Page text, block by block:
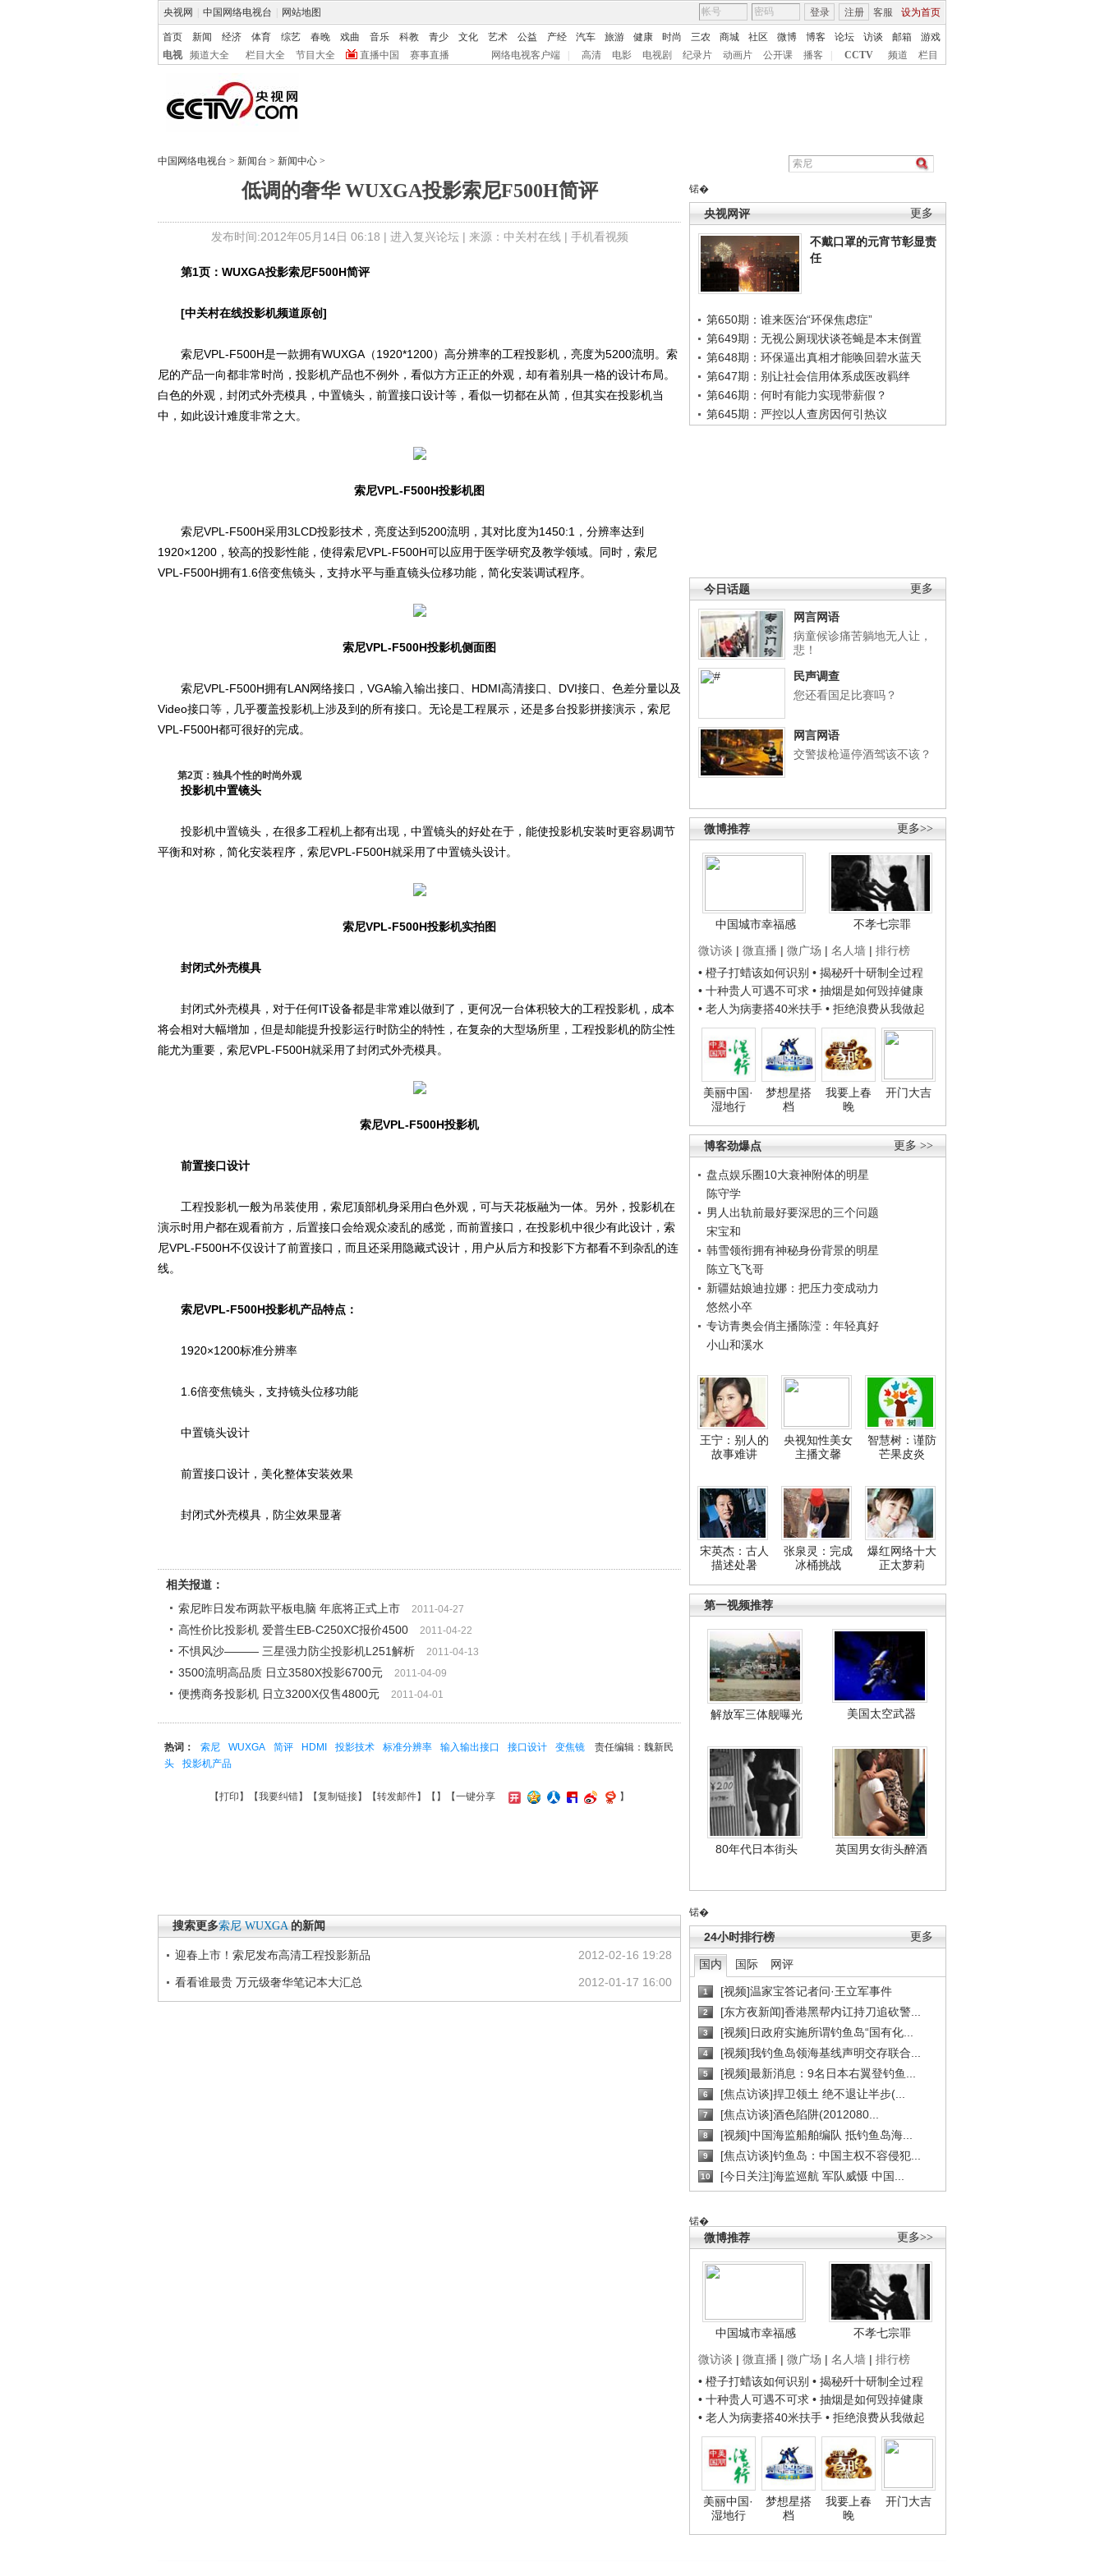
央视网 中国网络电视台 网站地图 客服 设为首页
登录 注册
首页 新闻 经济 体育 综艺 春晚 戏曲 音乐 科教 青少 文化 艺术 公益 产经 汽车 旅游 健康 时尚 三农 商城 社区 微博 博客 论坛 访谈 邮箱
游戏
电视
频道大全 栏目大全 节目大全 直播中国 赛事直播 网络电视客户端 高清 电影 电视剧 纪录片 动画片 公开课 播客 CCTV 频道 栏目
中国网络电视台 > 新闻台 > 新闻中心 >
低调的奢华 WUXGA投影索尼F500H简评
发布时间:2012年05月14日 06:18 | 进入复兴论坛| 来源：中关村在线 | 手机看视频
锘�
更多
央视网评
不戴口罩的元宵节彰显责
任
第650期：谁来医治“环保焦虑症”
第649期：无视公厕现状谈苍蝇是本末倒置
第648期：环保逼出真相才能唤回碧水蓝天
第647期：别让社会信用体系成医改羁绊
第646期：何时有能力实现带薪假？
第645期：严控以人查房因何引热议
更多
今日话题
网言网语
病童候诊痛苦躺地无人让，
悲！
民声调查
您还看国足比赛吗？
网言网语
交警拔枪逼停酒驾该不该？
更多>>
微博推荐
中国城市幸福感
不孝七宗罪
微访谈 | 微直播 | 微广场 | 名人墙 | 排行榜
• 橙子打蜡该如何识别 • 揭秘歼十研制全过程
• 十种贵人可遇不可求 • 抽烟是如何毁掉健康
• 老人为病妻搭40米扶手 • 拒绝浪费从我做起
美丽中国·
湿地行
梦想星搭
档
我要上春
晚
开门大吉
更多 >>
博客劲爆点
盘点娱乐圈10大衰神附体的明星
陈守学
男人出轨前最好要深思的三个问题
宋宝和
韩雪领衔拥有神秘身份背景的明星
陈立飞飞哥
新疆姑娘迪拉娜：把压力变成动力
悠然小卒
专访青奥会俏主播陈滢：年轻真好
小山和溪水
王宁：别人的
故事难讲
央视知性美女
主播文馨
智慧树：谨防
芒果皮炎
宋英杰：古人
描述处暑
张泉灵：完成
冰桶挑战
爆红网络十大
正太萝莉
第一视频推荐
解放军三体舰曝光 美国太空武器
80年代日本街头 英国男女街头醉酒
锘�
更多
24小时排行榜
国内 国际 网评
1 [视频]温家宝答记者问·王立军事件
2 [东方夜新闻]香港黑帮内讧持刀追砍警...
3 [视频]日政府实施所谓钓鱼岛“国有化...
4 [视频]我钓鱼岛领海基线声明交存联合...
5 [视频]最新消息：9名日本右翼登钓鱼...
6 [焦点访谈]捍卫领土 绝不退让半步(...
7 [焦点访谈]酒色陷阱(2012080...
8 [视频]中国海监船舶编队 抵钓鱼岛海...
9 [焦点访谈]钓鱼岛：中国主权不容侵犯...
10 [今日关注]海监巡航 军队威慑 中国...
锘�
更多>>
微博推荐
中国城市幸福感
不孝七宗罪
微访谈 | 微直播 | 微广场 | 名人墙 | 排行榜
• 橙子打蜡该如何识别 • 揭秘歼十研制全过程
• 十种贵人可遇不可求 • 抽烟是如何毁掉健康
• 老人为病妻搭40米扶手 • 拒绝浪费从我做起
美丽中国·
湿地行
梦想星搭
档
我要上春
晚
开门大吉
第1页：WUXGA投影索尼F500H简评
[中关村在线投影机频道原创]
索尼VPL-F500H是一款拥有WUXGA（1920*1200）高分辨率的工程投影机，亮度为5200流明。索
尼的产品一向都非常时尚，投影机产品也不例外，看似方方正正的外观，却有着别具一格的设计布局。
白色的外观，封闭式外壳模具，中置镜头，前置接口设计等，看似一切都在从简，但其实在投影机当
中，如此设计难度非常之大。
索尼VPL-F500H投影机图
索尼VPL-F500H采用3LCD投影技术，亮度达到5200流明，其对比度为1450:1，分辨率达到
1920×1200，较高的投影性能，使得索尼VPL-F500H可以应用于医学研究及教学领域。同时，索尼
VPL-F500H拥有1.6倍变焦镜头，支持水平与垂直镜头位移功能，简化安装调试程序。
索尼VPL-F500H投影机侧面图
索尼VPL-F500H拥有LAN网络接口，VGA输入输出接口、HDMI高清接口、DVI接口、色差分量以及
Video接口等，几乎覆盖投影机上涉及到的所有接口。无论是工程展示，还是多台投影拼接演示，索尼
VPL-F500H都可很好的完成。
第2页：独具个性的时尚外观
投影机中置镜头
投影机中置镜头，在很多工程机上都有出现，中置镜头的好处在于，能使投影机安装时更容易调节
平衡和对称，简化安装程序，索尼VPL-F500H就采用了中置镜头设计。
索尼VPL-F500H投影机实拍图
封闭式外壳模具
封闭式外壳模具，对于任何IT设备都是非常难以做到了，更何况一台体积较大的工程投影机，成本
将会相对大幅增加，但是却能提升投影运行时防尘的特性，在复杂的大型场所里，工程投影机的防尘性
能尤为重要，索尼VPL-F500H就采用了封闭式外壳模具。
索尼VPL-F500H投影机
前置接口设计
工程投影机一般为吊装使用，索尼顶部机身采用白色外观，可与天花板融为一体。另外，投影机在
演示时用户都在观看前方，后置接口会给观众凌乱的感觉，而前置接口，在投影机中很少有此设计，索
尼VPL-F500H不仅设计了前置接口，而且还采用隐藏式设计，用户从后方和投影下方都看不到杂乱的连
线。
索尼VPL-F500H投影机产品特点：
1920×1200标准分辨率
1.6倍变焦镜头，支持镜头位移功能
中置镜头设计
前置接口设计，美化整体安装效果
封闭式外壳模具，防尘效果显著
相关报道：
索尼昨日发布两款平板电脑 年底将正式上市
2011-04-27
高性价比投影机 爱普生EB-C250XC报价4500 2011-04-22
不惧风沙――― 三星强力防尘投影机L251解析 2011-04-13
3500流明高品质 日立3580X投影6700元 2011-04-09
便携商务投影机 日立3200X仅售4800元 2011-04-01
责任编辑：魏新民
热词： 索尼 WUXGA 简评 HDMI 投影技术 标准分辨率 输入输出接口 接口设计
变焦镜
头
投影机产品
【打印 】【我要纠错】【复制链接】【转发邮件】【 】 【一键分享 】
搜索更多索尼 WUXGA 的新闻
2012-02-16 19:28
迎春上市！索尼发布高清工程投影新品
2012-01-17 16:00
看看谁最贵 万元级奢华笔记本大汇总